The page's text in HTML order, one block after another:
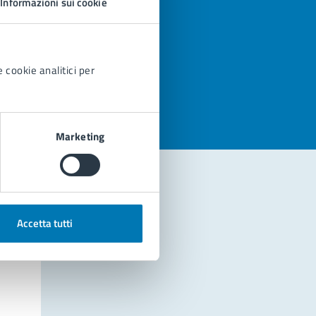
cookie analitici per
Marketing
Accetta tutti